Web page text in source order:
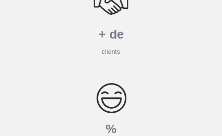
+ de
clients
%